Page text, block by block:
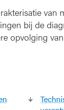
s
e
r
van
bij de
opvolging van